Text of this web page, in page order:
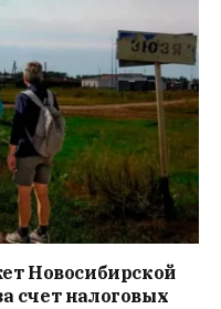
Новосибирской
счет налоговых